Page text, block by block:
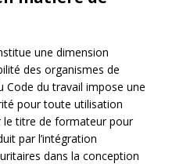
une dimension
des organismes de
Code du travail impose une
pour toute utilisation
le titre de formateur pour
par l’intégration
dans la conception